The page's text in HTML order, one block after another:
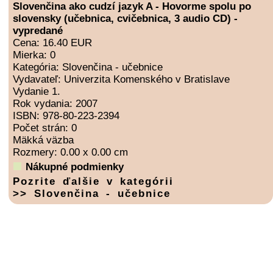
Slovenčina ako cudzí jazyk A - Hovorme spolu po
slovensky (učebnica, cvičebnica, 3 audio CD) -
vypredané
Cena: 16.40 EUR
Mierka: 0
Kategória: Slovenčina - učebnice
Vydavateľ: Univerzita Komenského v Bratislave
Vydanie 1.
Rok vydania: 2007
ISBN: 978-80-223-2394
Počet strán: 0
Mäkká väzba
Rozmery: 0.00 x 0.00 cm
Nákupné podmienky
Pozrite ďalšie v kategórii
>> Slovenčina - učebnice